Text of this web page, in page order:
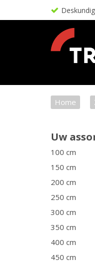
Home
Uw
100 cm
150 cm
200 cm
250 cm
300 cm
350 cm
400 cm
450 cm